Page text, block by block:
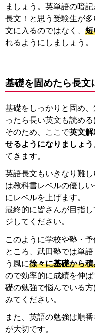
ましょう。英単語の暗
長文！と思う受験生が
文に入るのではなく、
れるようにしましょう。
基礎を固めたら長文
基礎をしっかりと固め
ったら長い英文も読める
そのため、ここで英文
せるようになりましょう
てきます。
英語長文もいきなり難
は教科書レベルの優し
にレベルを上げます。
最終的に皆さんが目指
ジしてください。
このように学校や塾・
ところ、武田塾では単
う風に徐々に基礎から
ので効率的に成績を伸
礎の勉強で悩んでいる
みてください。
また、英語の勉強は順
が大切です。